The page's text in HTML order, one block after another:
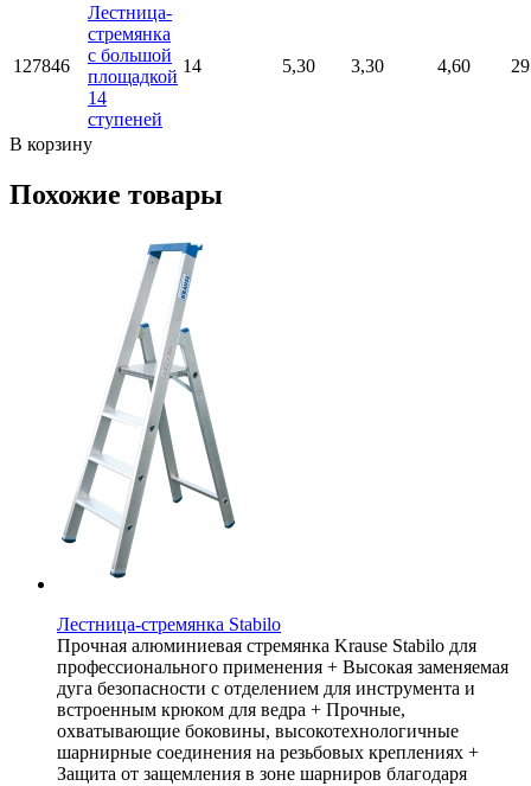
127846
Лестница-
стремянка
с большой
площадкой
14
ступеней
14 5,30 3,30 4,60 29
В корзину
Похожие товары
Лестница-стремянка Stabilo
Прочная алюминиевая стремянка Krause Stabilo для
профессионального применения + Высокая заменяемая
дуга безопасности с отделением для инструмента и
встроенным крюком для ведра + Прочные,
охватывающие боковины, высокотехнологичные
шарнирные соединения на резьбовых креплениях +
Защита от защемления в зоне шарниров благодаря